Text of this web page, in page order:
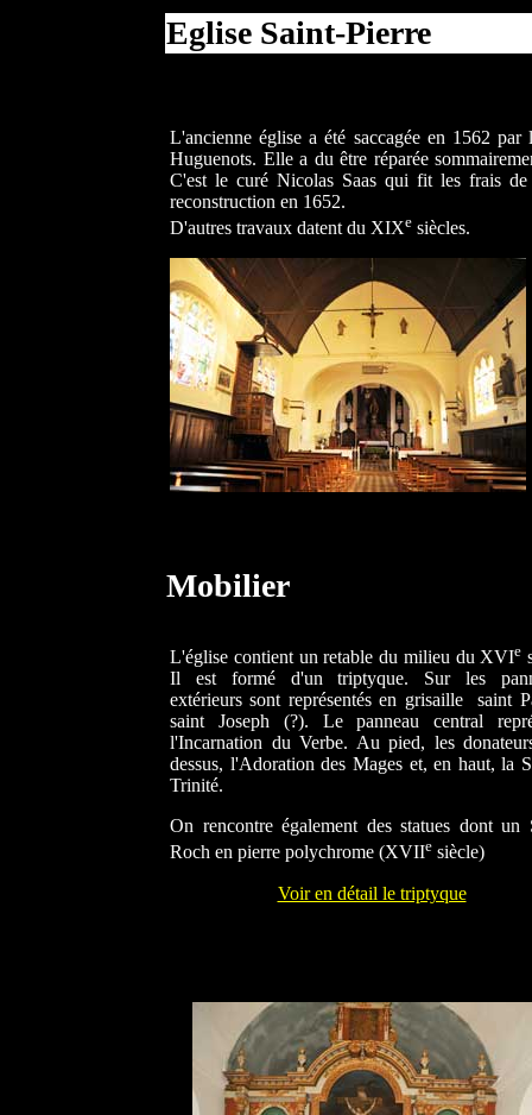
Eglise Saint-Pierre
L'ancienne église a été saccagée en 1562 par
Huguenots. Elle a du être réparée
C'est le curé Nicolas Saas qui fit les frais
reconstruction en 1652.
D'autres travaux datent du XIXe siècles.
Mobilier
L'église contient un retable du milieu du XVIe
Il est formé d'un triptyque. Sur les
extérieurs sont représentés en grisaille saint
saint Joseph (?). Le panneau central
l'Incarnation du Verbe. Au pied, les
dessus, l'Adoration des Mages et, en haut, la
Trinité.
On rencontre également des statues dont un
Roch en pierre polychrome (XVIIe siècle)
Voir en détail le triptyque